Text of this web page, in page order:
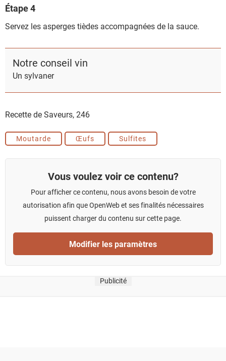
Étape 4
Servez les asperges tièdes accompagnées de la sauce.
Notre conseil vin
Un sylvaner
Recette de Saveurs,246
Moutarde Œufs Sulfites
Vous voulez voir ce contenu?
Pour afficher ce contenu, nous avons besoin de votre
autorisation afin que OpenWeb et ses finalités nécessaires
puissent charger du contenu sur cette page.
Modifier les paramètres
Publicité